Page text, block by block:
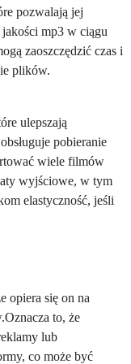
pozwalają jej
mp3 w ciągu
zaoszczędzić czas i
plików.
ulepszają
pobieranie
wiele filmów
wyjściowe, w tym
elastyczność, jeśli
opiera się on na
to, że
lub
co może być